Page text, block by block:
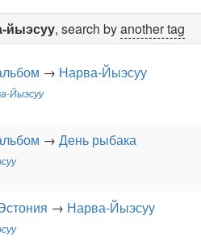
йыэсуу, search byanother tag
→ Нарва-Йыэсуу
Йыэсуу
→ День рыбака
→ Нарва-Йыэсуу